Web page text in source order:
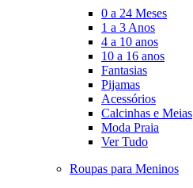
0 a 24 Meses
1 a 3 Anos
4 a 10 anos
10 a 16 anos
Fantasias
Pijamas
Acessórios
Calcinhas e Meias
Moda Praia
Ver Tudo
Roupas para Meninos